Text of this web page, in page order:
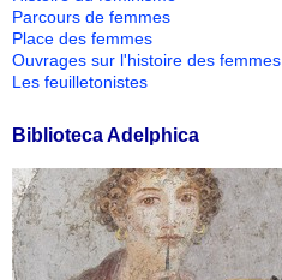
Parcours de femmes
Place des femmes
Ouvrages sur l'histoire des femmes
Les feuilletonistes
Biblioteca Adelphica